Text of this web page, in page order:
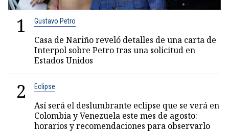
1 Gustavo Petro
Casa de Nariño reveló detalles de una carta de
Interpol sobre Petro tras una solicitud en
Estados Unidos
2 Eclipse
Así será el deslumbrante eclipse que se verá en
Colombia y Venezuela este mes de agosto:
horarios y recomendaciones para observarlo